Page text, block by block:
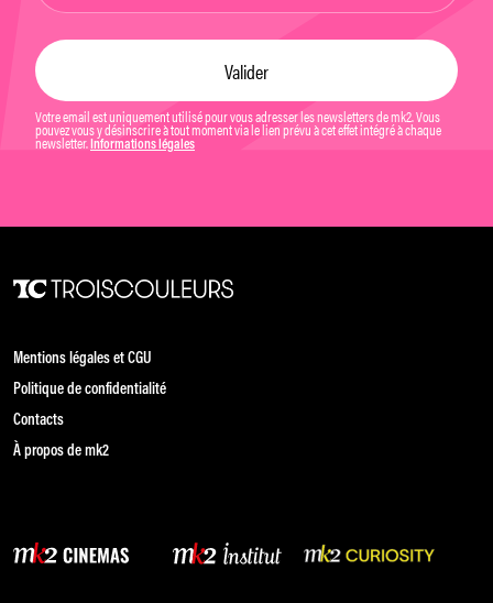
Votre email est uniquement utilisé pour vous adresser les newsletters de mk2. Vous
pouvez vous y désinscrire à tout moment via le lien prévu à cet effet intégré à chaque
newsletter. Informations légales
Mentions légales et CGU
Politique de confidentialité
Contacts
À propos de mk2